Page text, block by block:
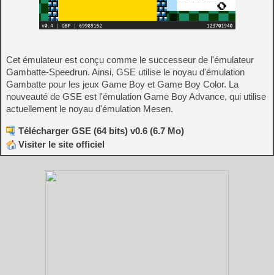
Cet émulateur est conçu comme le successeur de l'émulateur
Gambatte-Speedrun. Ainsi, GSE utilise le noyau d'émulation
Gambatte pour les jeux Game Boy et Game Boy Color. La
nouveauté de GSE est l'émulation Game Boy Advance, qui utilise
actuellement le noyau d'émulation Mesen.
Télécharger GSE (64 bits) v0.6 (6.7 Mo)
Visiter le site officiel